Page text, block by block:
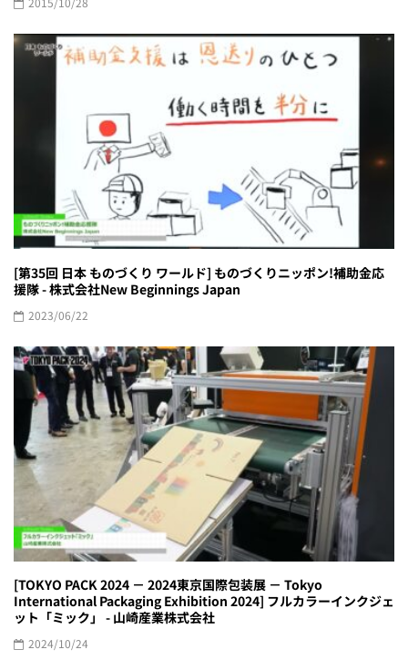
[第35回 日本 ものづくり ワールド] ものづくりニッポン!補助金応
援隊 - 株式会社New Beginnings Japan
2023/06/22
[TOKYO PACK 2024 － 2024東京国際包装展 － Tokyo
International Packaging Exhibition 2024] フルカラーインクジェ
ット「ミック」 - 山崎産業株式会社
2024/10/24